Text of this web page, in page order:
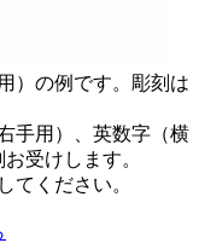
）の例です。彫刻は
手用）、英数字（横
受けします。
てください。